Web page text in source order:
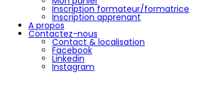
Inscription formateur/formatrice
Inscription apprenant
A propos
Contactez-nous
Contact & localisation
Facebook
Linkedin
Instagram